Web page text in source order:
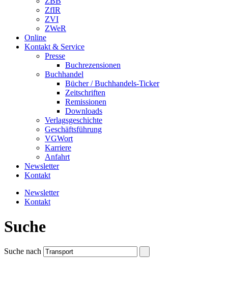
ZfIR
ZVI
ZWeR
Online
Kontakt & Service
Presse
Buchrezensionen
Buchhandel
Bücher / Buchhandels-Ticker
Zeitschriften
Remissionen
Downloads
Verlagsgeschichte
Geschäftsführung
VGWort
Karriere
Anfahrt
Newsletter
Kontakt
Newsletter
Kontakt
Suche
Suche nach